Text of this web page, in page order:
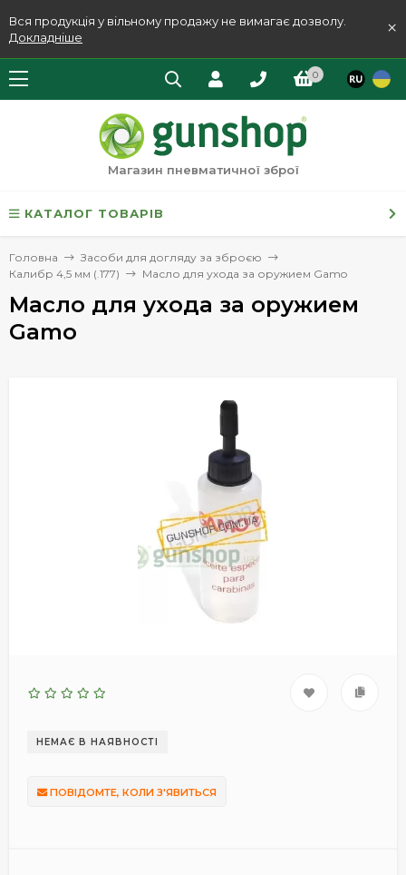
Вся продукція у вільному продажу не вимагає дозволу.
Докладніше
×
0
Магазин пневматичної зброї
КАТАЛОГ ТОВАРІВ
Головна
Засоби для догляду за зброєю
Калибр 4,5 мм (.177)
Масло для ухода за оружием Gamo
Масло для ухода за оружием
Gamo
НЕМАЄ В НАЯВНОСТІ
ПОВІДОМТЕ, КОЛИ З'ЯВИТЬСЯ